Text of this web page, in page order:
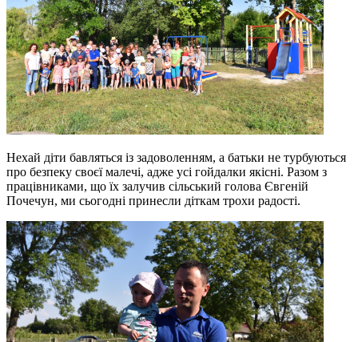
Нехай діти бавляться із задоволенням, а батьки не турбуються
про безпеку своєї малечі, адже усі гойдалки якісні. Разом з
працівниками, що їх залучив сільський голова Євгеній
Почечун, ми сьогодні принесли діткам трохи радості.